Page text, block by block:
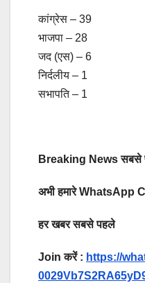
कांग्रेस – 39
भाजपा – 28
जद (एस) – 6
निर्दलीय – 1
सभापति – 1
Breaking News सबसे
अभी हमारे WhatsApp
हर खबर सबसे पहले
Join करें : https://